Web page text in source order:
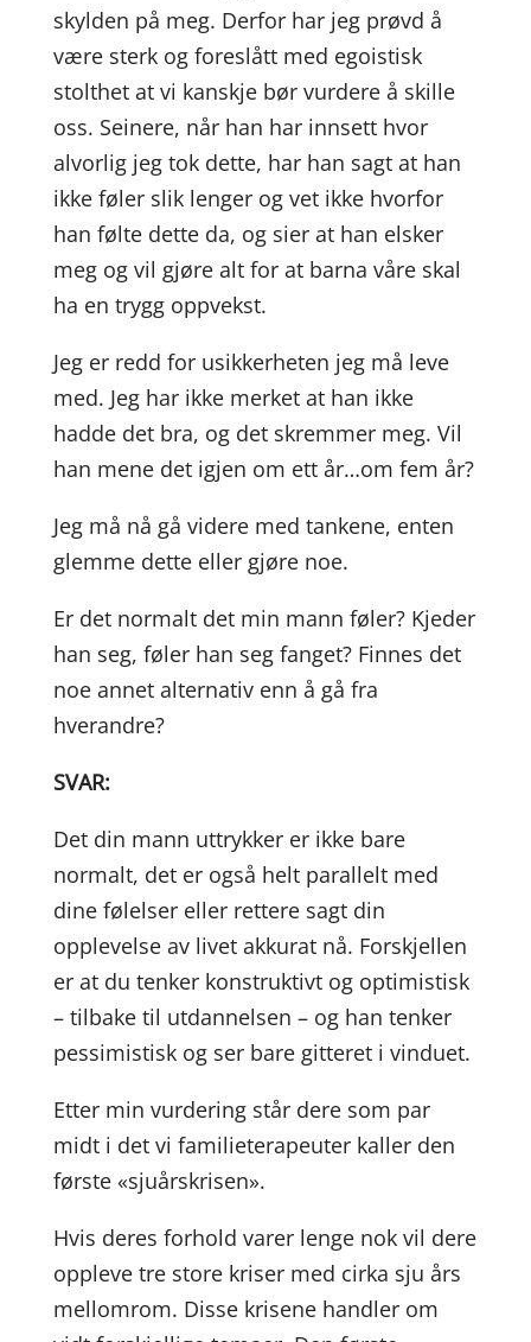
skylden på meg. Derfor har jeg prøvd å
være sterk og foreslått med egoistisk
stolthet at vi kanskje bør vurdere å skille
oss. Seinere, når han har innsett hvor
alvorlig jeg tok dette, har han sagt at han
ikke føler slik lenger og vet ikke hvorfor
han følte dette da, og sier at han elsker
meg og vil gjøre alt for at barna våre skal
ha en trygg oppvekst.
Jeg er redd for usikkerheten jeg må leve
med. Jeg har ikke merket at han ikke
hadde det bra, og det skremmer meg. Vil
han mene det igjen om ett år…om fem år?
Jeg må nå gå videre med tankene, enten
glemme dette eller gjøre noe.
Er det normalt det min mann føler? Kjeder
han seg, føler han seg fanget? Finnes det
noe annet alternativ enn å gå fra
hverandre?
SVAR:
Det din mann uttrykker er ikke bare
normalt, det er også helt parallelt med
dine følelser eller rettere sagt din
opplevelse av livet akkurat nå. Forskjellen
er at du tenker konstruktivt og optimistisk
– tilbake til utdannelsen – og han tenker
pessimistisk og ser bare gitteret i vinduet.
Etter min vurdering står dere som par
midt i det vi familieterapeuter kaller den
første «sjuårskrisen».
Hvis deres forhold varer lenge nok vil dere
oppleve tre store kriser med cirka sju års
mellomrom. Disse krisene handler om